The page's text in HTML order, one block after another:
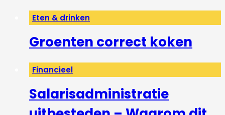
Eten & drinken
Groenten correct koken
Financieel
Salarisadministratie